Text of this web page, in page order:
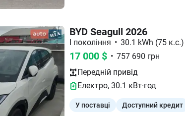
BYD Seagull 2026
I покоління • 30.1 kWh (75 к.с.)
17 000 $ • 757 690 грн
Передній привід
Електро, 30.1 кВт·год
У поставці Доступний кредит